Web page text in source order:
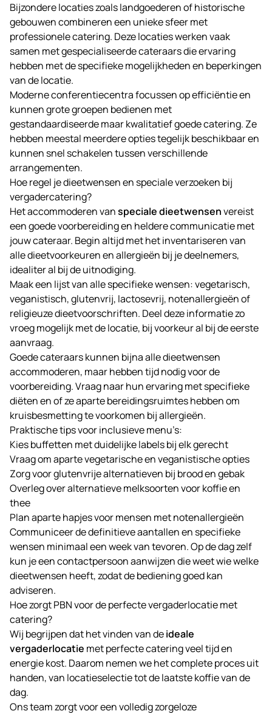
Bijzondere locaties zoals landgoederen of historische
gebouwen combineren een unieke sfeer met
professionele catering. Deze locaties werken vaak
samen met gespecialiseerde cateraars die ervaring
hebben met de specifieke mogelijkheden en beperkingen
van de locatie.
Moderne conferentiecentra focussen op efficiëntie en
kunnen grote groepen bedienen met
gestandaardiseerde maar kwalitatief goede catering. Ze
hebben meestal meerdere opties tegelijk beschikbaar en
kunnen snel schakelen tussen verschillende
arrangementen.
Hoe regel je dieetwensen en speciale verzoeken bij
vergadercatering?
Het accommoderen vanspeciale dieetwensenvereist
een goede voorbereiding en heldere communicatie met
jouw cateraar. Begin altijd met het inventariseren van
alle dieetvoorkeuren en allergieën bij je deelnemers,
idealiter al bij de uitnodiging.
Maak een lijst van alle specifieke wensen: vegetarisch,
veganistisch, glutenvrij, lactosevrij, notenallergieën of
religieuze dieetvoorschriften. Deel deze informatie zo
vroeg mogelijk met de locatie, bij voorkeur al bij de eerste
aanvraag.
Goede cateraars kunnen bijna alle dieetwensen
accommoderen, maar hebben tijd nodig voor de
voorbereiding. Vraag naar hun ervaring met specifieke
diëten en of ze aparte bereidingsruimtes hebben om
kruisbesmetting te voorkomen bij allergieën.
Praktische tips voor inclusieve menu’s:
Kies buffetten met duidelijke labels bij elk gerecht
Vraag om aparte vegetarische en veganistische opties
Zorg voor glutenvrije alternatieven bij brood en gebak
Overleg over alternatieve melksoorten voor koffie en
thee
Plan aparte hapjes voor mensen met notenallergieën
Communiceer de definitieve aantallen en specifieke
wensen minimaal een week van tevoren. Op de dag zelf
kun je een contactpersoon aanwijzen die weet wie welke
dieetwensen heeft, zodat de bediening goed kan
adviseren.
Hoe zorgt PBN voor de perfecte vergaderlocatie met
catering?
Wij begrijpen dat het vinden van deideale
vergaderlocatie met perfecte catering veel tijd en
energie kost. Daarom nemen we het complete proces uit
handen, van locatieselectie tot de laatste koffie van de
dag.
Ons team zorgt voor een volledig zorgeloze